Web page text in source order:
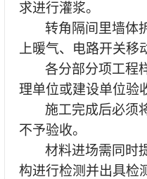
求进行灌浆。
转角隔间里墙体
上暖气、电路开关移
各分部分项工程
理单位或建设单位验
施工完成后必须
不予验收。
材料进场需同时
构进行检测并出具检